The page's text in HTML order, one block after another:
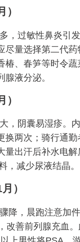
，过敏性鼻炎引
尽量选择第二代
椿、春笋等时令
腺液分泌。
，阴囊易湿疹。
换两次；骑行通
量出汗后补水电
，减少尿液结晶。
）
降，晨跑注意加
改善前列腺充血。